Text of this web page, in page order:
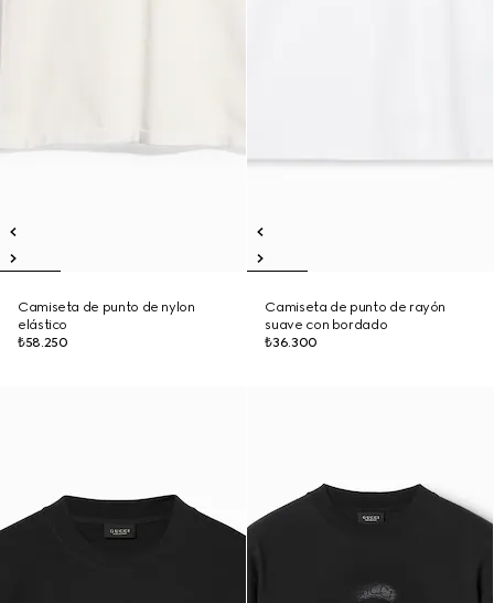
Camiseta de punto de nylon
elástico
₺58.250
Camiseta de punto de rayón
suave con bordado
₺36.300